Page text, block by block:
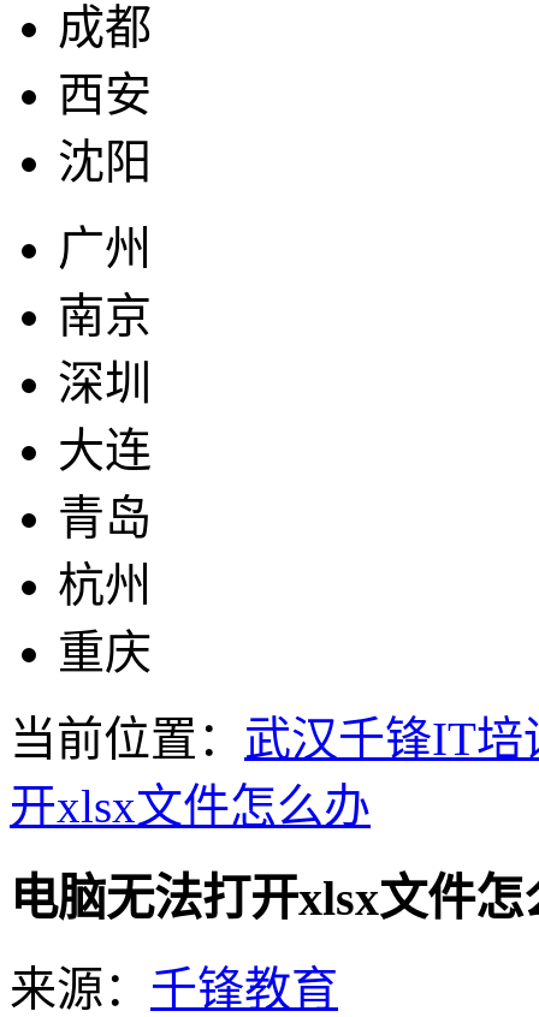
成都
西安
沈阳
广州
南京
深圳
大连
青岛
杭州
重庆
当前位置： 武汉千锋IT培
开xlsx文件怎么办
电脑无法打开xlsx文件怎
来源： 千锋教育